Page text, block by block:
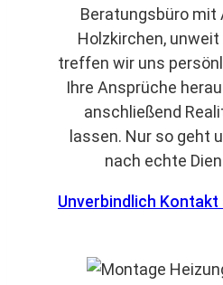
Beratungsbüro mit
Holzkirchen,
treffen wir uns
Ihre Ansprüche
anschließend
lassen. Nur so geht
nach echte
Unverbindlich